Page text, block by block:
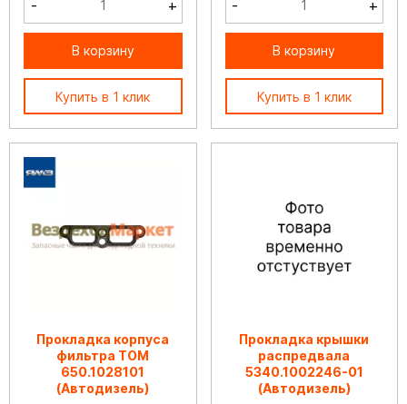
- +
В корзину
Купить в 1 клик
- +
В корзину
Купить в 1 клик
Прокладка корпуса
фильтра ТОМ
650.1028101
(Автодизель)
Прокладка крышки
распредвала
5340.1002246-01
(Автодизель)